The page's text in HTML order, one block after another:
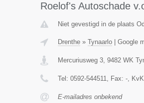
Roelof's Autoschade
Niet gevestigd in de plaats
Drenthe» Tynaarlo| Google
Mercuriusweg 3, 9482 WK
Tel: 0592-544511, Fax: -,
E-mailadres onbekend